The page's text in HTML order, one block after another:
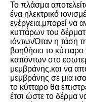
Το πλάσμα
ένα ηλεκτρικό
ενέργεια.μπορεί να
κυττάρων του
ιόντωνΌταν η τάση
βοηθήσει το
κατιόντων στο
μεμβράνης.και να
μεμβράνης σε μια
το κύτταρο θα
έτσι ώστε το δέρμα